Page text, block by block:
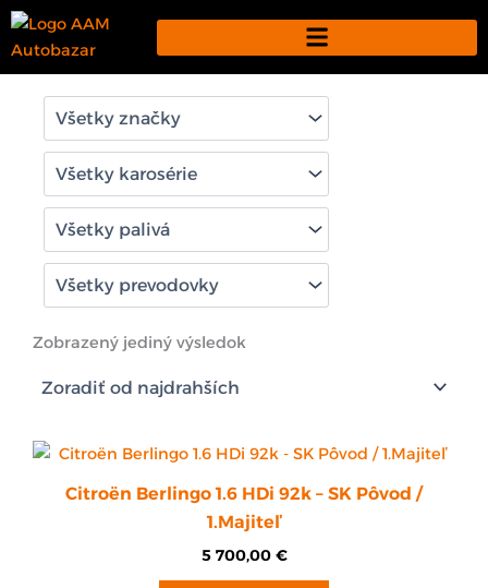
Preskočiť
Zobrazený jediný výsledok
Citroën Berlingo 1.6 HDi 92k – SK Pôvod /
1.Majiteľ
5 700,00 €